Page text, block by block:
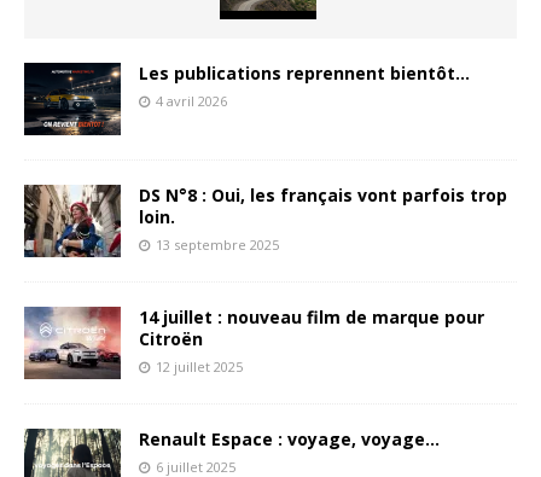
Les publications reprennent bientôt…
4 avril 2026
DS N°8 : Oui, les français vont parfois trop
loin.
13 septembre 2025
14 juillet : nouveau film de marque pour
Citroën
12 juillet 2025
Renault Espace : voyage, voyage…
6 juillet 2025